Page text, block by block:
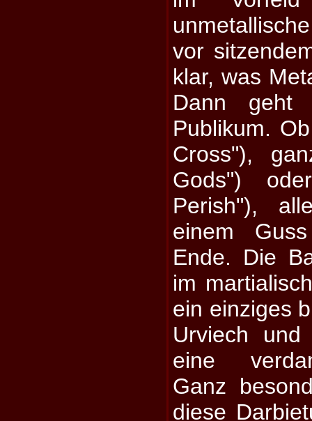
vor
klar, was
Dann
Publikum.
Cross"),
Gods")
Perish"),
einem
Ende. Die
im
ein einziges
Urviech
eine
Ganz
diese